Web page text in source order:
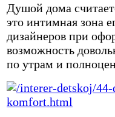
Душой дома
это интимная зона
дизайнеров при
возможность
по утрам и